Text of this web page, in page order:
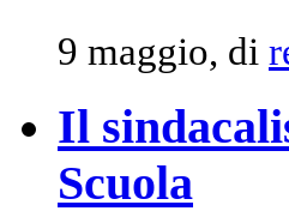
9 maggio, di
Il
Scuola